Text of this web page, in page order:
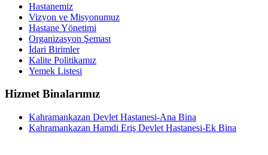
Hastanemiz
Vizyon ve Misyonumuz
Hastane Yönetimi
Organizasyon Şeması
İdari Birimler
Kalite Politikamız
Yemek Listesi
Hizmet Binalarımız
Kahramankazan Devlet Hastanesi-Ana Bina
Kahramankazan Hamdi Eriş Devlet Hastanesi-Ek Bina